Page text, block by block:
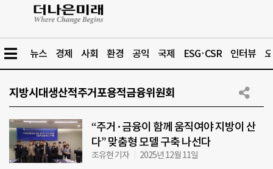
뉴스 경제 사회 환경 공익 국제 ESG·CSR 인터뷰
지방시대생산적주거포용적금융위원회
“주거·금융이 함께 움직여야 지방이 산
다” 맞춤형 모델 구축 나선다
조유현 기자 2025년 12월 11일